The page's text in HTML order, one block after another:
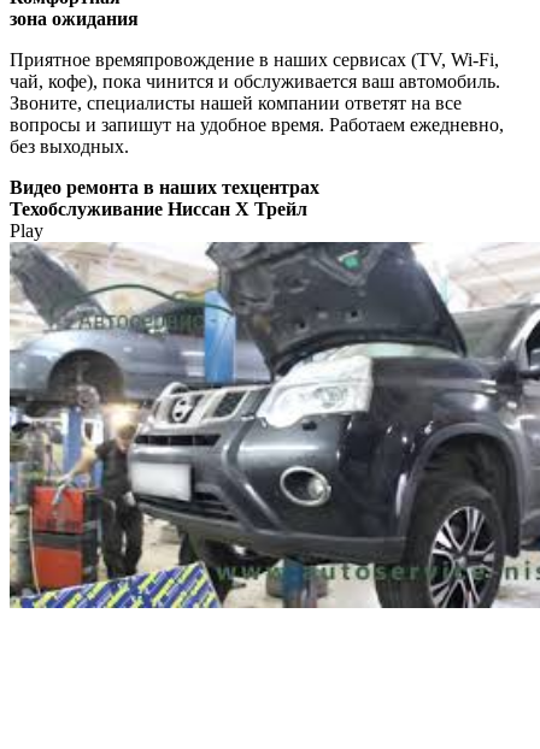
зона ожидания
Приятное времяпровождение в наших сервисах (TV, Wi-Fi,
чай, кофе), пока чинится и обслуживается ваш автомобиль.
Звоните, специалисты нашей компании ответят на все
вопросы и запишут на удобное время. Работаем ежедневно,
без выходных.
Видео ремонта в наших техцентрах
Техобслуживание Ниссан Х Трейл
Play